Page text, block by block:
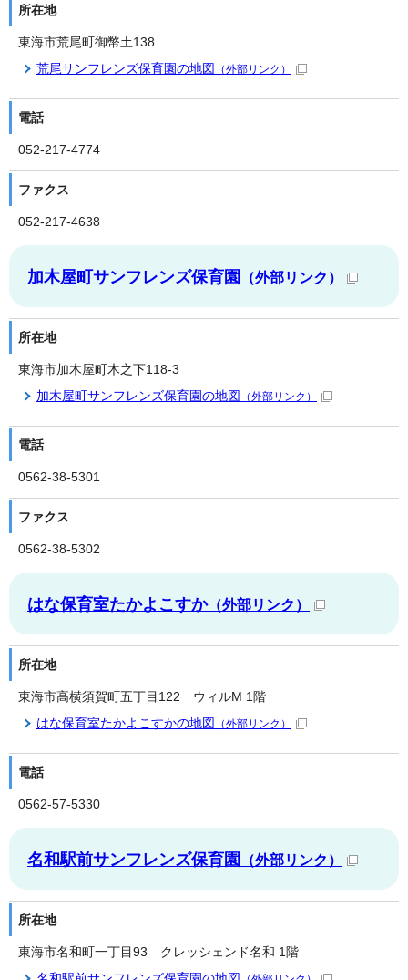
所在地
東海市荒尾町御幣土138
荒尾サンフレンズ保育園の地図
（外部リンク）
電話
052-217-4774
ファクス
052-217-4638
加木屋町サンフレンズ保育園 （外部リンク）
所在地
東海市加木屋町木之下118-3
加木屋町サンフレンズ保育園の地図
（外部リンク）
電話
0562-38-5301
ファクス
0562-38-5302
はな保育室たかよこすか（外部リンク）
所在地
東海市高横須賀町五丁目122 ウィルM 1階
はな保育室たかよこすかの地図
（外部リンク）
電話
0562-57-5330
名和駅前サンフレンズ保育園 （外部リンク）
所在地
東海市名和町一丁目93 クレッシェンド名和 1階